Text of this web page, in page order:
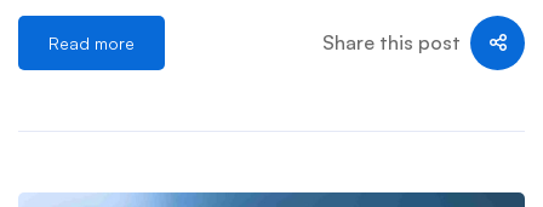
具。所謂「假開箱、真抹黑」，指的是創作者表面上進行產
品評測，實則透過選擇性呈現、誇大缺點、甚至捏造事實，
的。但好消息是，YouTube擁有明確的社群規範，其中「誤
Read more Share this post